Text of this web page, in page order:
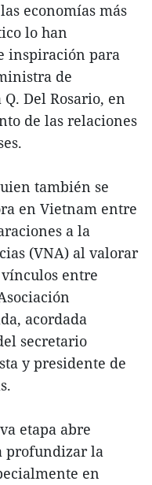
economías más
lo han
inspiración para
de
Del Rosario, en
de las relaciones
también se
en Vietnam entre
a la
(VNA) al valorar
entre
acordada
secretario
y presidente de
etapa abre
profundizar la
en